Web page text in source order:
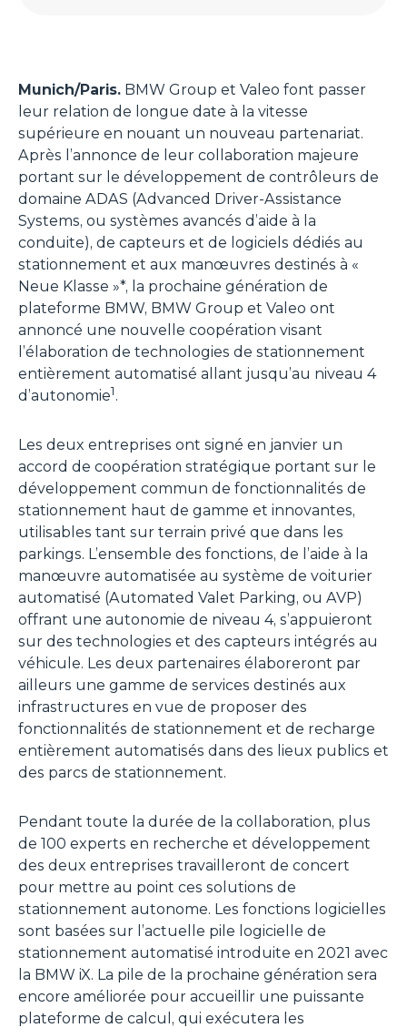
Munich/Paris. BMW Group et Valeo font passer
leur relation de longue date à la vitesse
supérieure en nouant un nouveau partenariat.
Après l’annonce de leur collaboration majeure
portant sur le développement de contrôleurs de
domaine ADAS (Advanced Driver-Assistance
Systems, ou systèmes avancés d’aide à la
conduite), de capteurs et de logiciels dédiés au
stationnement et aux manœuvres destinés à «
Neue Klasse »*, la prochaine génération de
plateforme BMW, BMW Group et Valeo ont
annoncé une nouvelle coopération visant
l’élaboration de technologies de stationnement
entièrement automatisé allant jusqu’au niveau 4
d’autonomie1.
Les deux entreprises ont signé en janvier un
accord de coopération stratégique portant sur le
développement commun de fonctionnalités de
stationnement haut de gamme et innovantes,
utilisables tant sur terrain privé que dans les
parkings. L’ensemble des fonctions, de l’aide à la
manœuvre automatisée au système de voiturier
automatisé (Automated Valet Parking, ou AVP)
offrant une autonomie de niveau 4, s’appuieront
sur des technologies et des capteurs intégrés au
véhicule. Les deux partenaires élaboreront par
ailleurs une gamme de services destinés aux
infrastructures en vue de proposer des
fonctionnalités de stationnement et de recharge
entièrement automatisés dans des lieux publics et
des parcs de stationnement.
Pendant toute la durée de la collaboration, plus
de 100 experts en recherche et développement
des deux entreprises travailleront de concert
pour mettre au point ces solutions de
stationnement autonome. Les fonctions logicielles
sont basées sur l’actuelle pile logicielle de
stationnement automatisé introduite en 2021 avec
la BMW iX. La pile de la prochaine génération sera
encore améliorée pour accueillir une puissante
plateforme de calcul, qui exécutera les